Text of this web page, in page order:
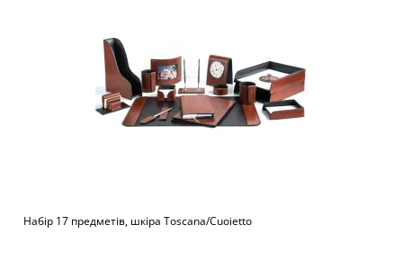
Набір 17 предметів, шкіра Toscana/Cuoietto